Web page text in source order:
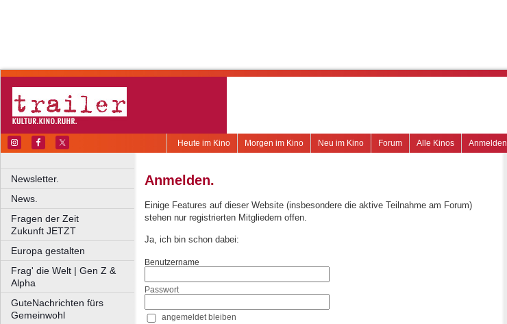
Anmelden
Alle Kinos
Forum
Neu im Kino
Morgen im Kino
Heute im Kino
Newsletter.
News.
Fragen der Zeit
Zukunft JETZT
Europa gestalten
Frag' die Welt | Gen Z &
Alpha
GuteNachrichten fürs
Gemeinwohl
Anmelden.
Einige Features auf dieser Website (insbesondere die aktive Teilnahme am Forum)
stehen nur registrierten Mitgliedern offen.
Ja, ich bin schon dabei:
Benutzername
Passwort
angemeldet bleiben